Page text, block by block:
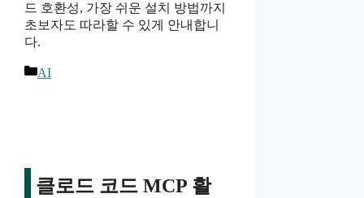
드 호환성, 가장 쉬운 설치 방법까지
초보자도 따라할 수 있게 안내합니
다.
카
AI
클로드 코드 MCP 활